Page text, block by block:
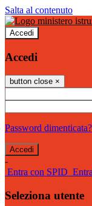
Salta al contenuto
Accedi
Accedi
button close ×
Password dimenticata?
-
Entra con SPID
Seleziona utente